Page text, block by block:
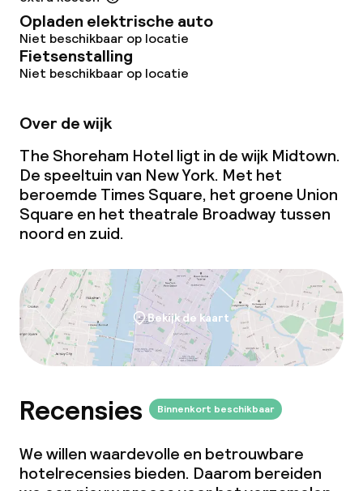
Vergaderruimte
Borg bij aankomst
Overal rookvrij
Vrijgezellenfeesten of andere feesten
niet toegestaan
Opladen elektrische auto
Niet beschikbaar op locatie
Fietsenstalling
Niet beschikbaar op locatie
Over de wijk
The Shoreham Hotel ligt in de wijk Midtown.
De speeltuin van New York. Met het
beroemde Times Square, het groene Union
Square en het theatrale Broadway tussen
noord en zuid.
Bekijk de kaart
Recensies Binnenkort beschikbaar
We willen waardevolle en betrouwbare
hotelrecensies bieden. Daarom bereiden